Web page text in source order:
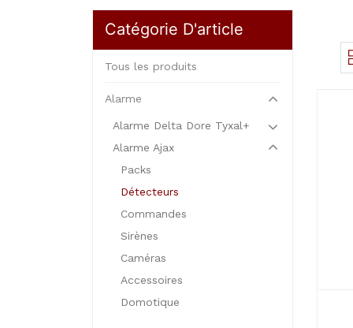
Catégorie D'article
Tous les produits
Alarme
Alarme Delta Dore Tyxal+
Alarme Ajax
Packs
Détecteurs
Commandes
Sirènes
Caméras
Accessoires
Domotique